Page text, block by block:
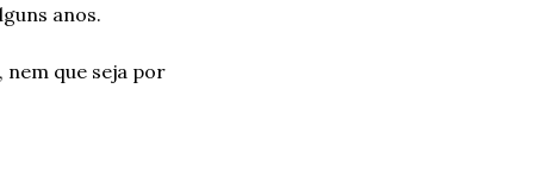
anos.
nem que seja por